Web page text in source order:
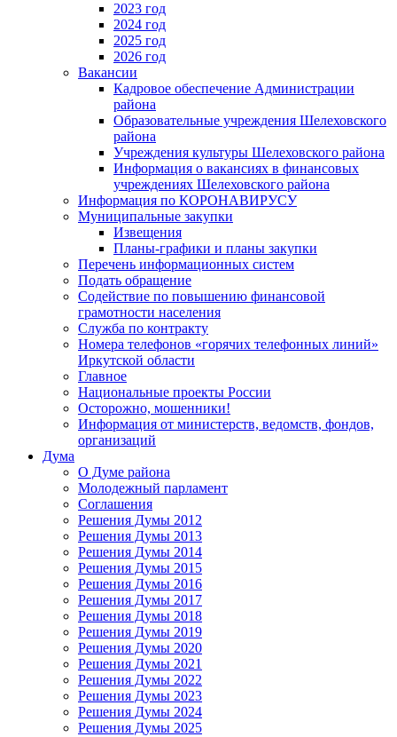
2023 год
2024 год
2025 год
2026 год
Вакансии
Кадровое обеспечение Администрации
района
Образовательные учреждения Шелеховского
района
Учреждения культуры Шелеховского района
Информация о вакансиях в финансовых
учреждениях Шелеховского района
Информация по КОРОНАВИРУСУ
Муниципальные закупки
Извещения
Планы-графики и планы закупки
Перечень информационных систем
Подать обращение
Содействие по повышению финансовой
грамотности населения
Служба по контракту
Номера телефонов «горячих телефонных линий»
Иркутской области
Главное
Национальные проекты России
Осторожно, мошенники!
Информация от министерств, ведомств, фондов,
организаций
Дума
О Думе района
Молодежный парламент
Соглашения
Решения Думы 2012
Решения Думы 2013
Решения Думы 2014
Решения Думы 2015
Решения Думы 2016
Решения Думы 2017
Решения Думы 2018
Решения Думы 2019
Решения Думы 2020
Решения Думы 2021
Решения Думы 2022
Решения Думы 2023
Решения Думы 2024
Решения Думы 2025